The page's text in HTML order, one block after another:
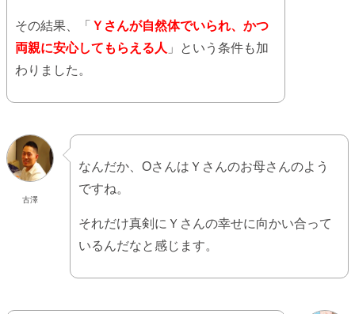
その結果、「 Ｙさんが自然体でいられ、かつ
両親に安心してもらえる人 」という条件も加
わりました。
古澤
なんだか、OさんはＹさんのお母さんのよう
ですね。
それだけ真剣にＹさんの幸せに向かい合って
いるんだなと感じます。